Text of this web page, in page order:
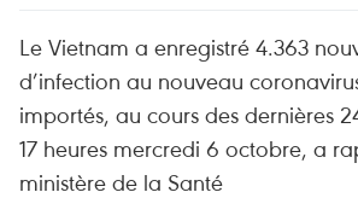
Le Vietnam a enregistré 4.363
d’infection au nouveau
importés, au cours des dernières
17 heures mercredi 6 octobre, a
ministère de la Santé